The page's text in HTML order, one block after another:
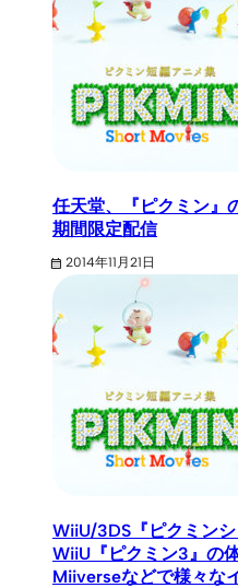
任天堂、『ピクミン』
期間限定配信
2014年11月21日
WiiU/3DS『ピクミンシ
WiiU『ピクミン3』の
Miiverseなどで様々な